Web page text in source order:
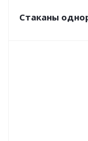
Стаканы